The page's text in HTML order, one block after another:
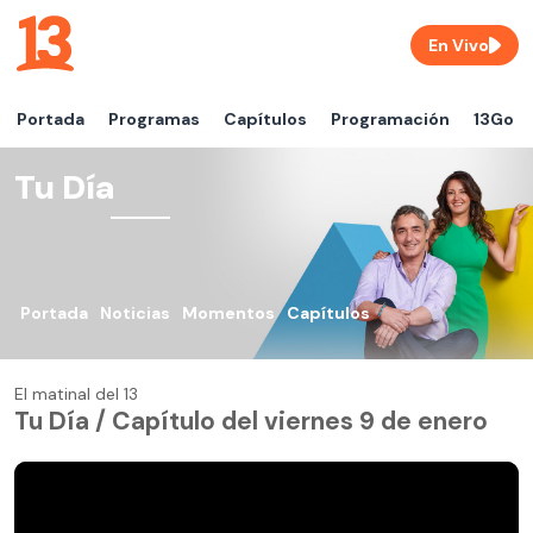
Portada Programas Capítulos Programación 13Go
En Vivo
Tu Día
Portada Noticias Momentos Capítulos
El matinal del 13
Tu Día / Capítulo del viernes 9 de enero